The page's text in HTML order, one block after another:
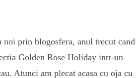
prin blogosfera, anul trecut cand
Golden Rose Holiday intr-un
Atunci am plecat acasa cu oja cu